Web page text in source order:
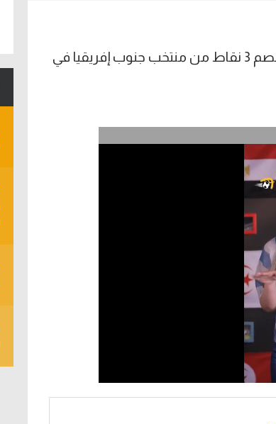
أعلنت لجنة الانضباط بالاتحاد الدولي لكرة القدم "فيفا" خصم 3 نقاط من منتخب جنوب إفريقيا في